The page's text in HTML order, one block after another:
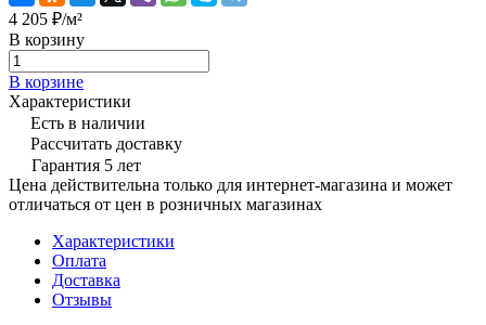
4 205 ₽/м²
В корзину
В корзине
Характеристики
Есть в наличии
Рассчитать доставку
Гарантия 5 лет
Цена действительна только для интернет-магазина и может
отличаться от цен в розничных магазинах
Характеристики
Оплата
Доставка
Отзывы